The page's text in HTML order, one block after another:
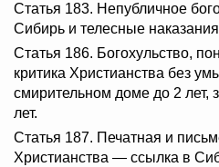
Статья 183. Непубличное
Сибирь и телесные
Статья 186. Богохульство,
критика Христианства без
смирительном доме до 2 лет,
лет.
Статья 187. Печатная и
Христианства — ссылка в